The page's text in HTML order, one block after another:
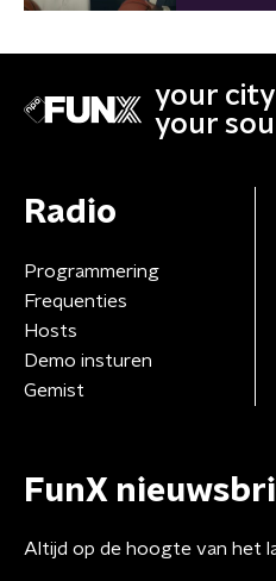
your city
your
Radio
Programmering
Frequenties
Hosts
Demo insturen
Gemist
FunX
Altijd op de hoogte van het